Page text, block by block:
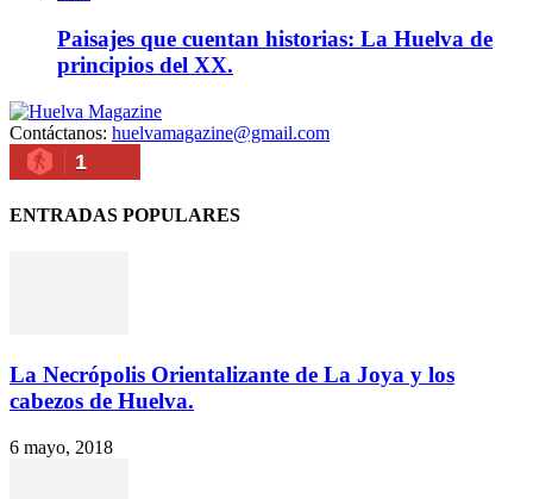
Paisajes que cuentan historias: La Huelva de
principios del XX.
Contáctanos: huelvamagazine@gmail.com
1
ENTRADAS POPULARES
La Necrópolis Orientalizante de La Joya y los
cabezos de Huelva.
6 mayo, 2018